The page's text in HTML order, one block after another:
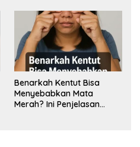
Benarkah Kentut Bisa
Menyebabkan Mata
Merah? Ini Penjelasan